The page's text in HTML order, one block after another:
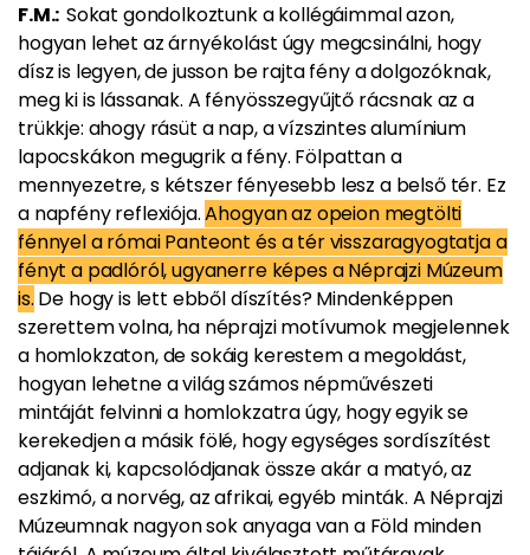
F.M.: Sokat gondolkoztunk a kollégáimmal azon,
hogyan lehet az árnyékolást úgy megcsinálni, hogy
dísz is legyen, de jusson be rajta fény a dolgozóknak,
meg ki is lássanak. A fényösszegyűjtő rácsnak az a
trükkje: ahogy rásüt a nap, a vízszintes alumínium
lapocskákon megugrik a fény. Fölpattan a
mennyezetre, s kétszer fényesebb lesz a belső tér. Ez
a napfény reflexiója.Ahogyan az opeion megtölti
fénnyel a római Panteont és a tér visszaragyogtatja a
fényt a padlóról, ugyanerre képes a Néprajzi Múzeum
is. De hogy is lett ebből díszítés? Mindenképpen
szerettem volna, ha néprajzi motívumok megjelennek
a homlokzaton, de sokáig kerestem a megoldást,
hogyan lehetne a világ számos népművészeti
mintáját felvinni a homlokzatra úgy, hogy egyik se
kerekedjen a másik fölé, hogy egységes sordíszítést
adjanak ki, kapcsolódjanak össze akár a matyó, az
eszkimó, a norvég, az afrikai, egyéb minták. A Néprajzi
Múzeumnak nagyon sok anyaga van a Föld minden